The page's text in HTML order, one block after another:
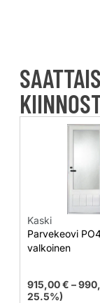
Kaski
Parvekeovi
valkoinen
915,00€ –
25.5%)